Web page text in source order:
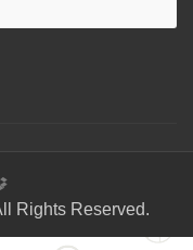
Rights Reserved.